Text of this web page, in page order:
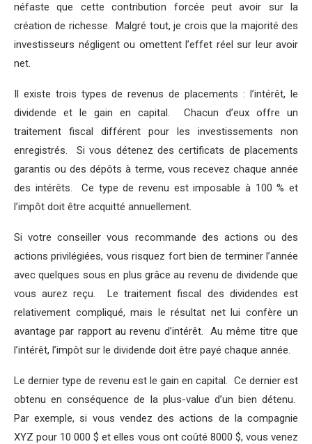
néfaste que cette contribution forcée peut avoir sur la
création de richesse. Malgré tout, je crois que la majorité des
investisseurs négligent ou omettent l’effet réel sur leur avoir
net.
Il existe trois types de revenus de placements : l’intérêt, le
dividende et le gain en capital. Chacun d’eux offre un
traitement fiscal différent pour les investissements non
enregistrés. Si vous détenez des certificats de placements
garantis ou des dépôts à terme, vous recevez chaque année
des intérêts. Ce type de revenu est imposable à 100 % et
l’impôt doit être acquitté annuellement.
Si votre conseiller vous recommande des actions ou des
actions privilégiées, vous risquez fort bien de terminer l’année
avec quelques sous en plus grâce au revenu de dividende que
vous aurez reçu. Le traitement fiscal des dividendes est
relativement compliqué, mais le résultat net lui confère un
avantage par rapport au revenu d’intérêt. Au même titre que
l’intérêt, l’impôt sur le dividende doit être payé chaque année.
Le dernier type de revenu est le gain en capital. Ce dernier est
obtenu en conséquence de la plus-value d’un bien détenu.
Par exemple, si vous vendez des actions de la compagnie
XYZ pour 10 000 $ et elles vous ont coûté 8000 $, vous venez